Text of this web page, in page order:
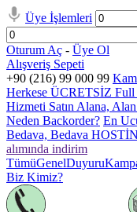
Üye İşlemleri
Oturum Aç - Üye Ol
Alışveriş Sepeti
+90 (216) 99 000 99
Herkese ÜCRETSİZ Full
Hizmeti Satın Alana,
Neden Backorder? En
Bedava, Bedava
alımında indirim
TümüGenelDuyuru
Biz Kimiz?